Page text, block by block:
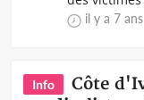
il y a 7 ans
Info
Côte